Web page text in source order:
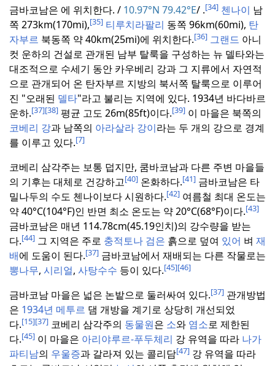
금바코남은 에 위치한다. / 10.97°N 79.42°E/ .[34] 첸나이 남
쪽 273km(170mi),[35] 티루치라팔리 동쪽 96km(60mi), 탄
자부르 북동쪽 약 40km(25mi)에 위치한다.[36] 그랜드 아니
컷 운하의 건설로 관개된 남부 탈룩을 구성하는 뉴 델타와는
대조적으로 수세기 동안 카우베리 강과 그 지류에서 자연적
으로 관개되어 온 탄자부르 지방의 북서쪽 탈룩으로 이루어
진 "오래된 델타"라고 불리는 지역에 있다. 1934년 바다바르
운하.[37][38] 평균 고도 26m(85ft)이다.[39] 이 마을은 북쪽의
코베리 강과 남쪽의 아라살라 강이라는 두 개의 강으로 경계
를 이루고 있다.[7]
코베리 삼각주는 보통 덥지만, 쿰바코남과 다른 주변 마을들
의 기후는 대체로 건강하고[40] 온화하다.[41] 금바코남은 타
밀나두의 수도 첸나이보다 시원하다.[42] 여름철 최대 온도는
약 40°C(104°F)인 반면 최소 온도는 약 20°C(68°F)이다.[43]
금바코남은 매년 114.78cm(45.19인치)의 강수량을 받는
다.[44] 그 지역은 주로 충적토나 검은 흙으로 덮여 있어 벼 재
배에 도움이 된다.[37] 금바코남에서 재배되는 다른 작물로는
뽕나무, 시리얼, 사탕수수 등이 있다.[45][46]
금바코남 마을은 넓은 논밭으로 둘러싸여 있다.[37] 관개방법
은 1934년 메투르 댐 개방을 계기로 상당히 개선되었
다.[15][37] 코베리 삼각주의 동물원은 소와 염소로 제한된
다.[45] 이 마을은 아리야루르-푸두체리 강 유역을 따라 나가
파티남의 우울증과 갈라져 있는 콜리담[47] 강 유역을 따라